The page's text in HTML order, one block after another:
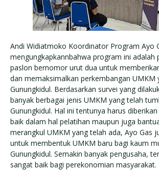
Andi Widiatmoko Koordinator Program Ayo
mengungkapkannbahwa program ini adalah
paslon bernomor urut dua untuk
dan memaksimalkan perkembangan UMKM
Gunungkidul. Berdasarkan survei yang
banyak berbagai jenis UMKM yang telah
Gunungkidul. Hal ini tentunya harus
baik dalam hal pelatihan maupun juga
merangkul UMKM yang telah ada, Ayo Gas
untuk membentuk UMKM baru bagi kaum
Gunungkidul. Semakin banyak pengusaha,
sangat baik bagi perekonomian masyarakat.